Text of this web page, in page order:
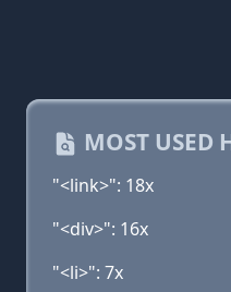
MOST USED
"<link>": 18x
"<div>": 16x
"<li>": 7x